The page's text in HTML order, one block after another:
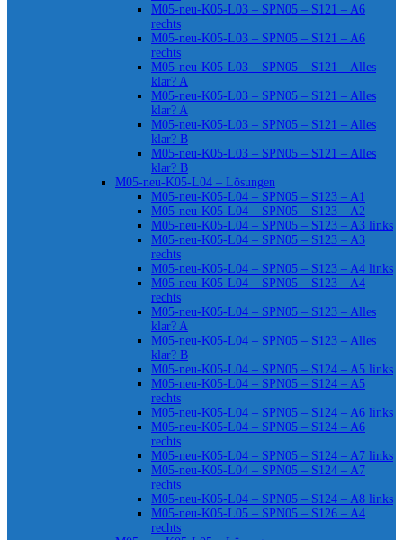
M05-neu-K05-L03 – SPN05 – S121 – A6
rechts
M05-neu-K05-L03 – SPN05 – S121 – A6
rechts
M05-neu-K05-L03 – SPN05 – S121 – Alles
klar? A
M05-neu-K05-L03 – SPN05 – S121 – Alles
klar? A
M05-neu-K05-L03 – SPN05 – S121 – Alles
klar? B
M05-neu-K05-L03 – SPN05 – S121 – Alles
klar? B
M05-neu-K05-L04 – Lösungen
M05-neu-K05-L04 – SPN05 – S123 – A1
M05-neu-K05-L04 – SPN05 – S123 – A2
M05-neu-K05-L04 – SPN05 – S123 – A3 links
M05-neu-K05-L04 – SPN05 – S123 – A3
rechts
M05-neu-K05-L04 – SPN05 – S123 – A4 links
M05-neu-K05-L04 – SPN05 – S123 – A4
rechts
M05-neu-K05-L04 – SPN05 – S123 – Alles
klar? A
M05-neu-K05-L04 – SPN05 – S123 – Alles
klar? B
M05-neu-K05-L04 – SPN05 – S124 – A5 links
M05-neu-K05-L04 – SPN05 – S124 – A5
rechts
M05-neu-K05-L04 – SPN05 – S124 – A6 links
M05-neu-K05-L04 – SPN05 – S124 – A6
rechts
M05-neu-K05-L04 – SPN05 – S124 – A7 links
M05-neu-K05-L04 – SPN05 – S124 – A7
rechts
M05-neu-K05-L04 – SPN05 – S124 – A8 links
M05-neu-K05-L05 – SPN05 – S126 – A4
rechts